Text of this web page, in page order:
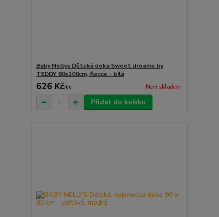
Baby Nellys Dětská deka Sweet dreams by
TEDDY 80x100cm, flecce - bílá
626 Kč/ks Není skladem
Přidat do košíku